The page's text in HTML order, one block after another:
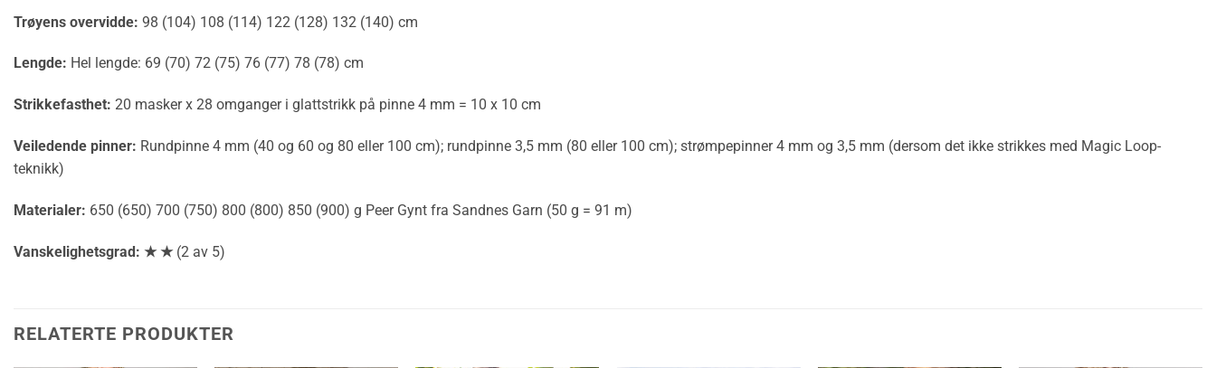
Trøyens overvidde: 98 (104) 108 (114) 122 (128) 132 (140) cm
Lengde: Hel lengde: 69 (70) 72 (75) 76 (77) 78 (78) cm
Strikkefasthet: 20 masker x 28 omganger i glattstrikk på pinne 4 mm = 10 x 10 cm
Veiledende pinner: Rundpinne 4 mm (40 og 60 og 80 eller 100 cm); rundpinne 3,5 mm (80 eller 100 cm); strømpepinner 4 mm og 3,5 mm (dersom det ikke strikkes med Magic Loop-
teknikk)
Materialer: 650 (650) 700 (750) 800 (800) 850 (900) g Peer Gynt fra Sandnes Garn (50 g = 91 m)
Vanskelighetsgrad: ★ ★(2 av 5)
RELATERTE PRODUKTER